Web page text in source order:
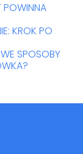
POWINNA
KROK PO
SPOSOBY